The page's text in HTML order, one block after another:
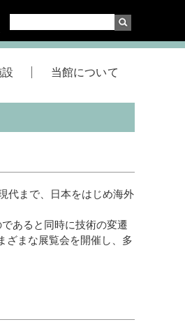
当館について
代まで、日本をはじめ海外
あると同時に技術の変遷
ざまな展覧会を開催し、多